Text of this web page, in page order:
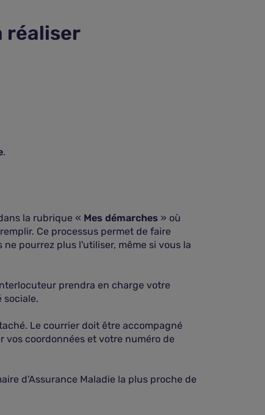
réaliser
.
la rubrique « Mes démarches » où
Ce processus permet de faire
pourrez plus l'utiliser, même si vous la
prendra en charge votre
sociale.
Le courrier doit être accompagné
coordonnées et votre numéro de
d'Assurance Maladie la plus proche de